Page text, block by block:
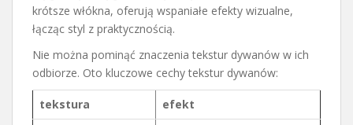
krótsze włókna, oferują wspaniałe efekty wizualne,
łącząc styl z praktycznością.
Nie można pominąć znaczenia tekstur dywanów w ich
odbiorze. Oto kluczowe cechy tekstur dywanów:
tekstura
efekt